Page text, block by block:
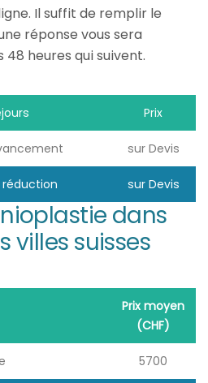
Il suffit de remplir le
réponse vous sera
heures qui suivent.
Prix
sur Devis
sur Devis
dans
villes suisses
Prix moyen
(CHF)
5700